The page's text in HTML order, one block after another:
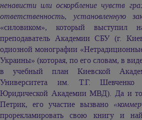
ненависти или оскорбление чувств
ответственность, установленную
«силовиком», который выступил
преподаватель Академии СБУ (г.
одиозной монографии
Украины» (которая, по его словам, в
в учебный план Киевской
Университета им. Т.Г. Шевченко
Юридической Академии МВД). Да и
Петрик, его участие вызвано
прорекламировать свою книгу и